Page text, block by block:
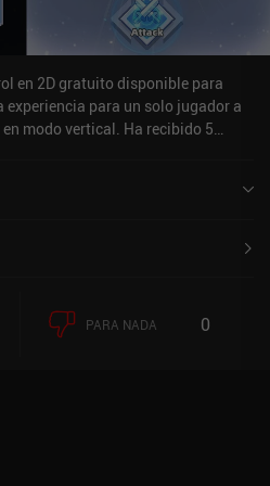
en 2D gratuito disponible para
experiencia para un solo jugador a
modo vertical. Ha recibido 5
4,9 sobre 5,0 en la App Store de
PARA NADA 0